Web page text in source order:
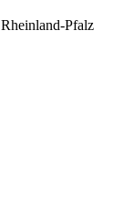
Rheinland-Pfalz